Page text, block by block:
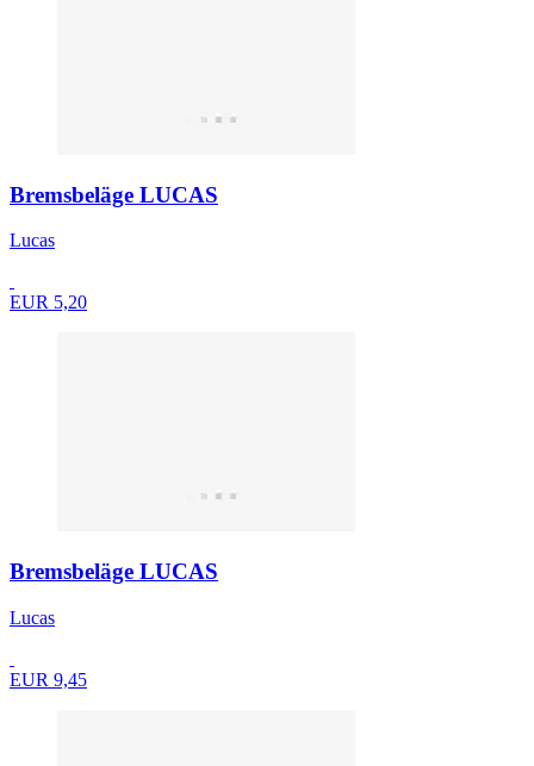
Bremsbeläge LUCAS
Lucas
EUR 5,20
Bremsbeläge LUCAS
Lucas
EUR 9,45